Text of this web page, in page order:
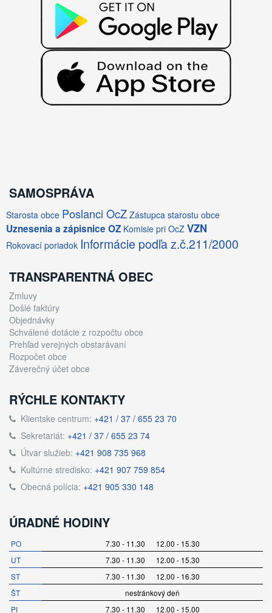
SAMOSPRÁVA
Starosta obce Poslanci OcZ Zástupca starostu obce
Uznesenia a zápisnice OZ Komisie pri OcZ VZN
Rokovací poriadok Informácie podľa z.č.211/2000
TRANSPARENTNÁ OBEC
Zmluvy
Došlé faktúry
Objednávky
Schválené dotácie z rozpočtu obce
Prehľad verejných obstarávaní
Rozpočet obce
Záverečný účet obce
RÝCHLE KONTAKTY
Klientske centrum: +421 / 37 / 655 23 70
Sekretariát: +421 / 37 / 655 23 74
Útvar služieb: +421 908 735 968
Kultúrne stredisko: +421 907 759 854
Obecná polícia: +421 905 330 148
ÚRADNÉ HODINY
PO
7.30 - 11.30 12.00 - 15.30
UT
7.30 - 11.30 12.00 - 15.30
ST
7.30 - 11.30 12.00 - 16.30
ŠT
nestránkový deň
PI
7.30 - 11.30 12.00 - 15.00